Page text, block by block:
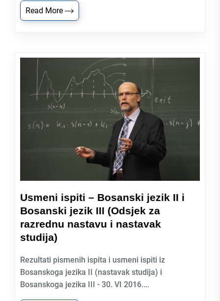
Read More
Usmeni ispiti – Bosanski jezik II i
Bosanski jezik III (Odsjek za
razrednu nastavu i nastavak
studija)
Rezultati pismenih ispita i usmeni ispiti iz
Bosanskoga jezika II (nastavak studija) i
Bosanskoga jezika III - 30. VI 2016....